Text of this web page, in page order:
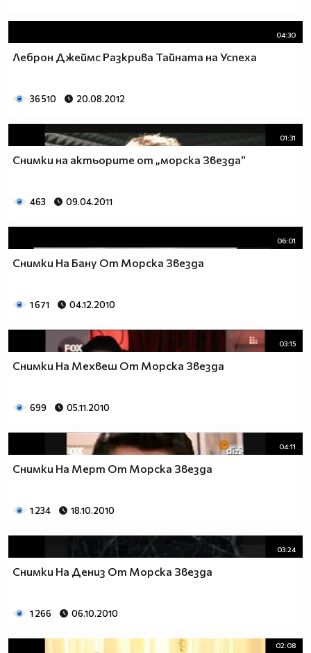
04:30
Леброн Джеймс Разкрива Тайната на Успеха
36 510 20.08.2012
01:31
Снимки на актьорите от „морска Звезда“
463 09.04.2011
06:01
Снимки На Бану От Морска Звезда
1 671 04.12.2010
03:15
Снимки На Мехвеш От Морска Звезда
699 05.11.2010
04:11
Снимки На Мерт От Морска Звезда
1 234 18.10.2010
03:24
Снимки На Дениз От Морска Звезда
1 266 06.10.2010
02:08